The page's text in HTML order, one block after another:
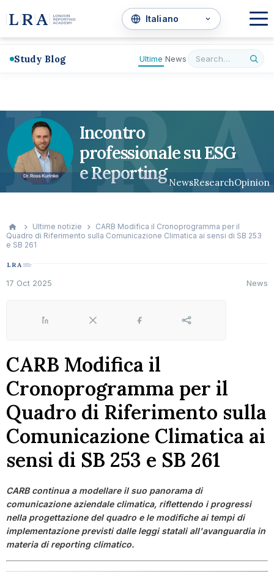
Study Blog Ultime News
Incontro
professionale su ESG
e Reporting NewsResearchOpinion
LRA
Ultime notizie
CARB Modifica il Cronoprogramma per il
Quadro di Riferimento sulla Comunicazione Climatica ai sensi di SB 253
e SB 261
17 Oct 2025 News
LinkedIn X Facebook Share
CARB Modifica il
Cronoprogramma per il
Quadro di Riferimento sulla
Comunicazione Climatica ai
sensi di SB 253 e SB 261
CARB continua a modellare il suo panorama di
comunicazione aziendale climatica, riflettendo i progressi
nella progettazione del quadro e le modifiche ai tempi di
implementazione previsti dalle leggi statali all'avanguardia in
materia di reporting climatico.